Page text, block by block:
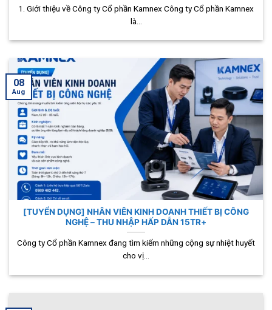
1. Giới thiệu về Công ty Cổ phần Kamnex Công ty Cổ phần Kamnex
là...
[TUYỂN DỤNG] NHÂN VIÊN KINH DOANH THIẾT BỊ CÔNG
NGHỆ – THU NHẬP HẤP DẪN 15TR+
Công ty Cổ phần Kamnex đang tìm kiếm những cộng sự nhiệt huyết
cho vị...
08
Aug